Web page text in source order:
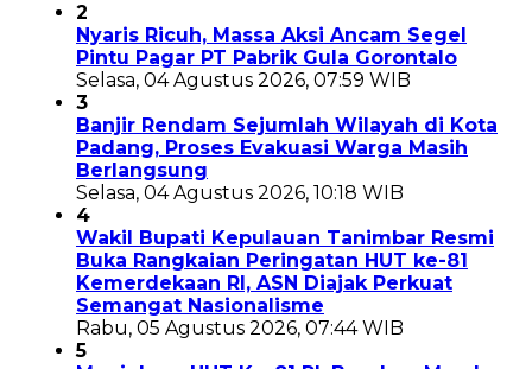
2
Nyaris Ricuh, Massa Aksi Ancam Segel
Pintu Pagar PT Pabrik Gula Gorontalo
Selasa, 04 Agustus 2026, 07:59 WIB
3
Banjir Rendam Sejumlah Wilayah di Kota
Padang, Proses Evakuasi Warga Masih
Berlangsung
Selasa, 04 Agustus 2026, 10:18 WIB
4
Wakil Bupati Kepulauan Tanimbar Resmi
Buka Rangkaian Peringatan HUT ke-81
Kemerdekaan RI, ASN Diajak Perkuat
Semangat Nasionalisme
Rabu, 05 Agustus 2026, 07:44 WIB
5